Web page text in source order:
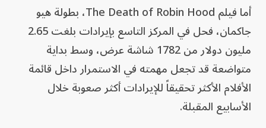
أما فيلم The Death of Robin Hood، بطولة هيو
جاكمان، فحل في المركز التاسع بإيرادات بلغت 2.65
مليون دولار من 1782 شاشة عرض، وسط بداية
متواضعة قد تجعل مهمته في الاستمرار داخل قائمة
الأفلام الأكثر تحقيقاً للإيرادات أكثر صعوبة خلال
الأسابيع المقبلة.